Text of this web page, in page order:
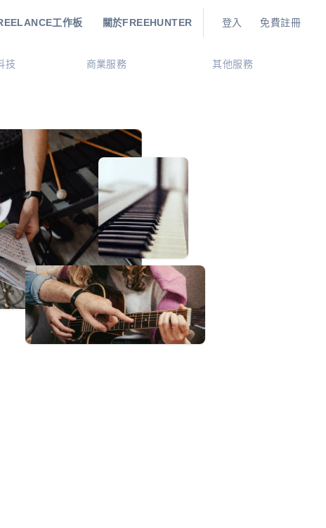
工作板 關於FREEHUNTER 登入 免費註冊
技 商業服務 其他服務